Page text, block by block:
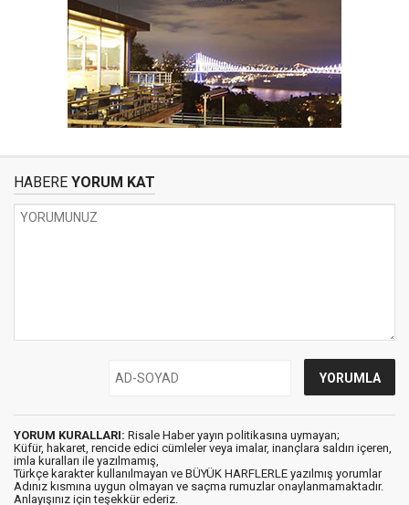
HABERE YORUM KAT
YORUM KURALLARI: Risale Haber yayın politikasına uymayan;
Küfür, hakaret, rencide edici cümleler veya imalar, inançlara saldırı içeren,
imla kuralları ile yazılmamış,
Türkçe karakter kullanılmayan ve BÜYÜK HARFLERLE yazılmış yorumlar
Adınız kısmına uygun olmayan ve saçma rumuzlar onaylanmamaktadır.
Anlayışınız için teşekkür ederiz.